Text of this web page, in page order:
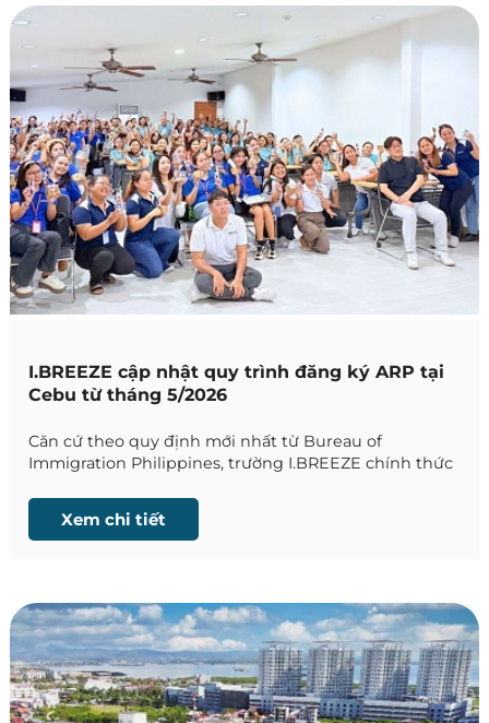
I.BREEZE cập nhật quy trình đăng ký ARP tại
Cebu từ tháng 5/2026
Căn cứ theo quy định mới nhất từ Bureau of
Immigration Philippines, trường I.BREEZE chính thức
Program) - Chương trình Đăng ký Người nước ngoài
dành cho học viên có thời gian lưu trú trên 8 tuần.
Xem chi tiết